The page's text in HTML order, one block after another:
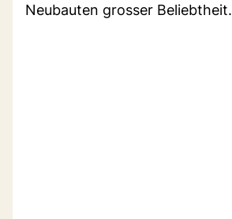
Neubauten grosser Beliebtheit.